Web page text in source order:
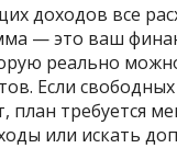
доходов все
— это ваш
реально
Если
план требуется
или искать